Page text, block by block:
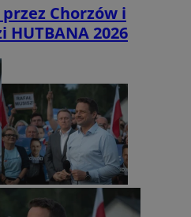
Chorzów i
2026